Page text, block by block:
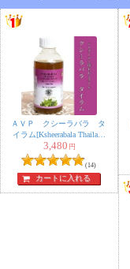
ＡＶＰ クシーラバラ タ
イラム[Ksheerabala Thailam
200ml]
3,480 円
(14)
カートに入れる